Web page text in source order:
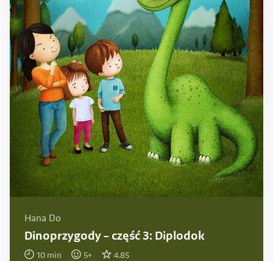
Hana Do
Dinoprzygody – część 3: Diplodok
10 min 5+ 4.85